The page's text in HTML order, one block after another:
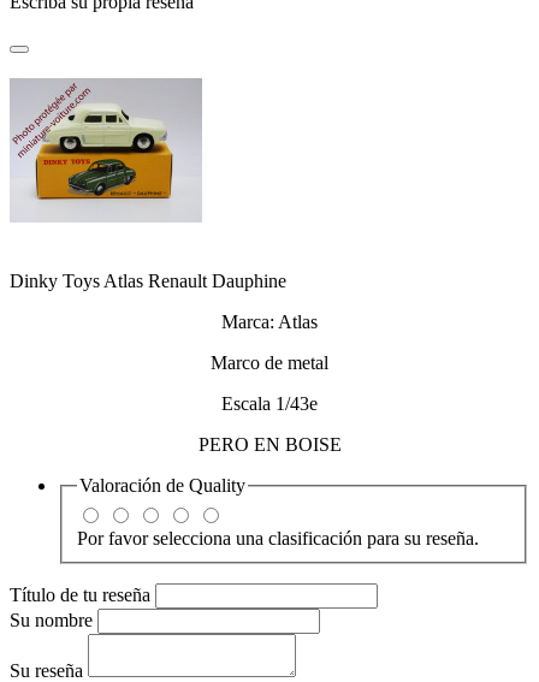
Dinky Toys Atlas Renault Dauphine
Marca: Atlas
Marco de metal
Escala 1/43e
PERO EN BOISE
Valoración de Quality
Por favor selecciona una clasificación para su reseña.
Título de tu reseña
Su nombre
Su reseña